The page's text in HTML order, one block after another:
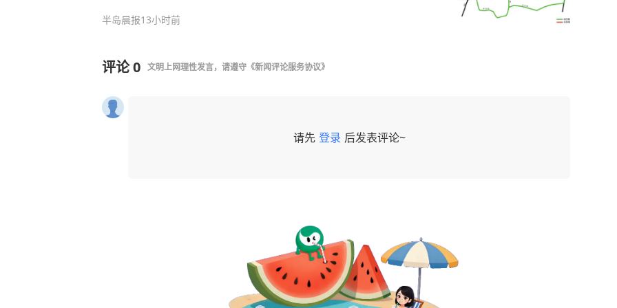
半岛晨报13小时前
评论0 文明上网理性发言，请遵守 《新闻评论服务协议》
请先 登录 后发表评论~